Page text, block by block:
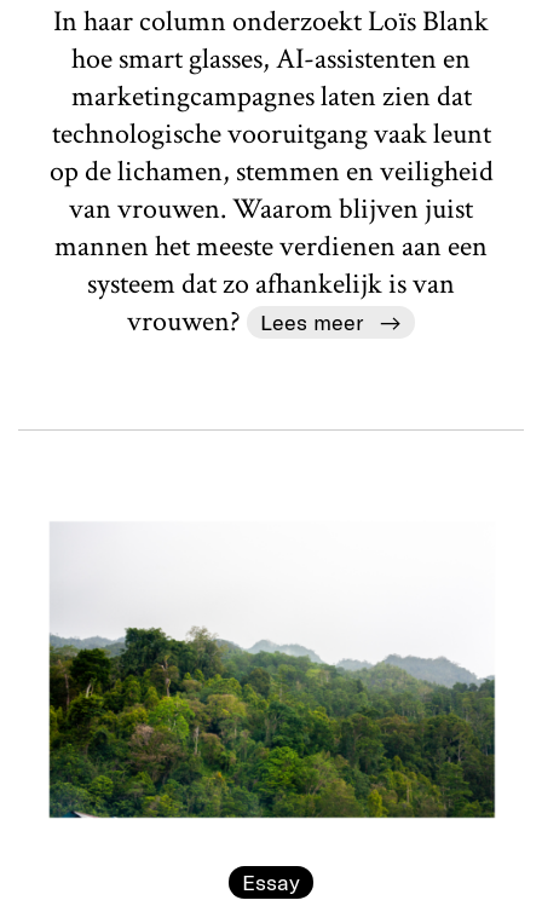
In haar column onderzoekt Loïs Blank
hoe smart glasses, AI-assistenten en
marketingcampagnes laten zien dat
technologische vooruitgang vaak leunt
op de lichamen, stemmen en veiligheid
van vrouwen. Waarom blijven juist
mannen het meeste verdienen aan een
systeem dat zo afhankelijk is van
vrouwen?
Lees meer
Essay